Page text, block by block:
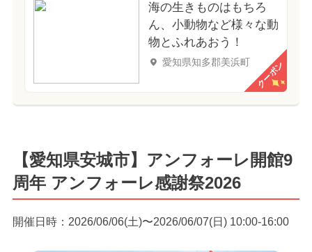
海の生きものはもちろ
ん、小動物など様々な動
物とふれあおう！
愛知県知多郡美浜町 クーポン
【愛知県安城市】アンフォーレ開館9
周年 アンフォーレ感謝祭2026
開催日時：2026/06/06(土)〜2026/06/07(日) 10:00-16:00